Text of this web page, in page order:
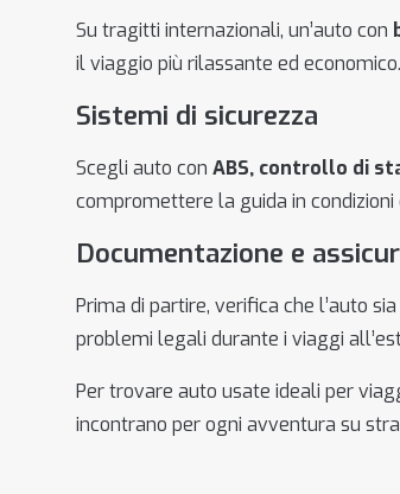
Su tragitti internazionali, un’auto con
il viaggio più rilassante ed economico.
Sistemi di sicurezza
Scegli auto con ABS, controllo di
compromettere la guida in condizioni
Documentazione e
Prima di partire, verifica che l’auto sia
problemi legali durante i viaggi
Per trovare auto usate ideali per
incontrano per ogni avventura su